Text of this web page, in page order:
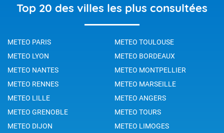
Top 20 des villes les plus consultées
METEO PARIS
METEO TOULOUSE
METEO LYON
METEO BORDEAUX
METEO NANTES
METEO MONTPELLIER
METEO RENNES
METEO MARSEILLE
METEO LILLE
METEO ANGERS
METEO GRENOBLE
METEO TOURS
METEO DIJON
METEO LIMOGES